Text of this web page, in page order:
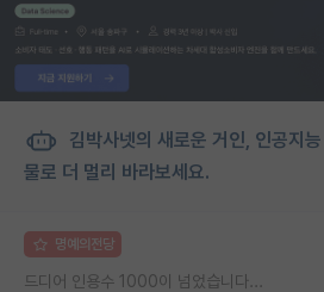
김박사넷의 새로운 거인, 인공지
물로 더 멀리 바라보세요.
명예의전당
드디어 인용수 1000이 넘었습니다...